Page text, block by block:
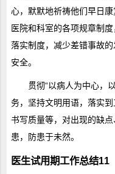
心，默默地祈祷他们早日
医院和科室的各项规章制
落实制度，减少差错事故
安全。
贯彻“以病人为中心，
务，坚持文明用语，落实
书写质量等，对出现的缺
患，防患于未然。
医生试用期工作总结11